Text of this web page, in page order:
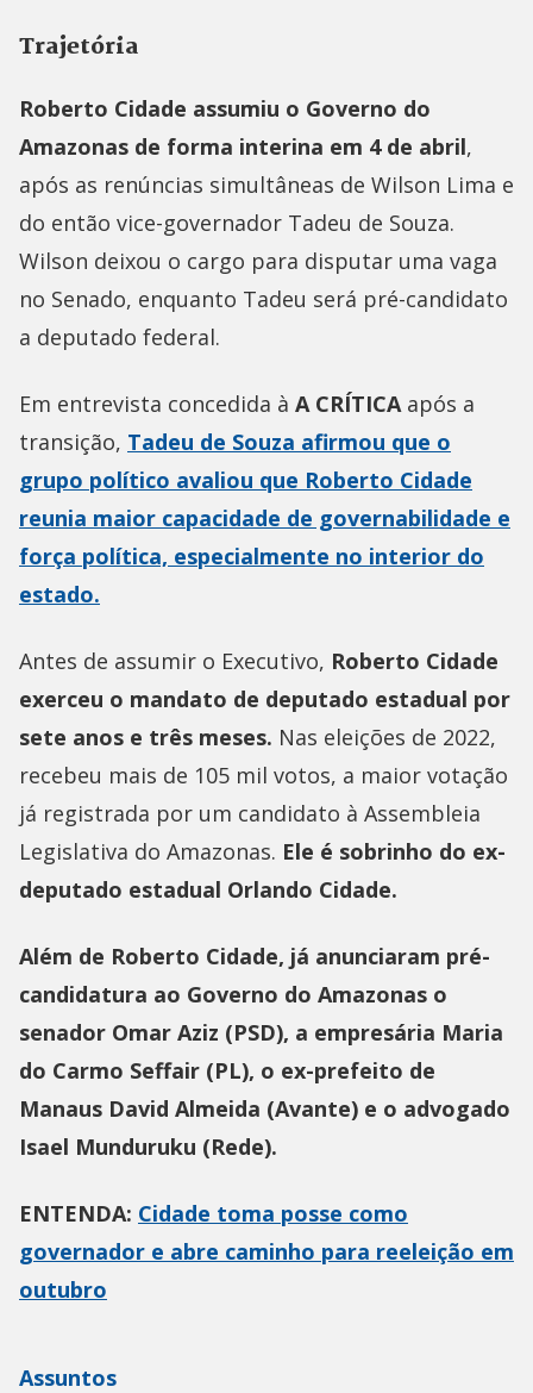
Trajetória
Roberto Cidade assumiu o Governo do
Amazonas de forma interina em 4 de abril,
após as renúncias simultâneas de Wilson Lima e
do então vice-governador Tadeu de Souza.
Wilson deixou o cargo para disputar uma vaga
no Senado, enquanto Tadeu será pré-candidato
a deputado federal.
Em entrevista concedida à A CRÍTICAapós a
transição, Tadeu de Souza afirmou que o
grupo político avaliou que Roberto Cidade
reunia maior capacidade de governabilidade e
força política, especialmente no interior do
estado.
Antes de assumir o Executivo, Roberto Cidade
exerceu o mandato de deputado estadual por
sete anos e três meses. Nas eleições de 2022,
recebeu mais de 105 mil votos, a maior votação
já registrada por um candidato à Assembleia
Legislativa do Amazonas. Ele é sobrinho do ex-
deputado estadual Orlando Cidade.
Além de Roberto Cidade, já anunciaram pré-
candidatura ao Governo do Amazonas o
senador Omar Aziz (PSD), a empresária Maria
do Carmo Seffair (PL), o ex-prefeito de
Manaus David Almeida (Avante) e o advogado
Isael Munduruku (Rede).
ENTENDA: Cidade toma posse como
governador e abre caminho para reeleição em
outubro
Assuntos